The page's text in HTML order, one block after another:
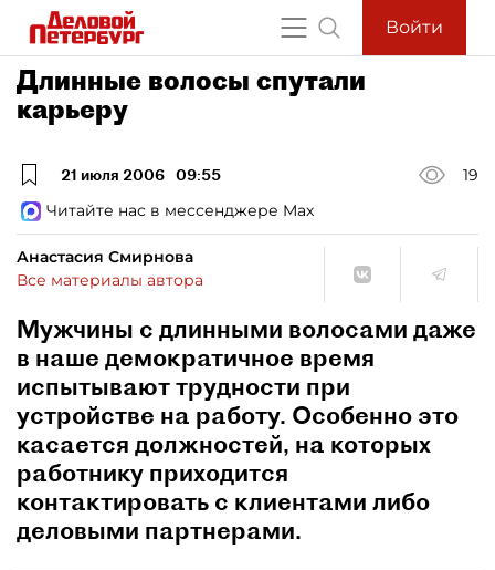
Войти
Длинные волосы спутали
карьеру
21 июля 2006 09:55
19
Читайте нас в мессенджере Max
Анастасия Смирнова
Все материалы автора
Мужчины с длинными волосами даже
в наше демократичное время
испытывают трудности при
устройстве на работу. Особенно это
касается должностей, на которых
работнику приходится
контактировать с клиентами либо
деловыми партнерами.